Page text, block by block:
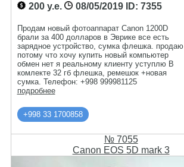
200 у.е. 08/05/2019ID: 7355
Продам новый фотоаппарат Canon 1200D
брали за 400 долларов в Эврике все есть
зарядное устройство, сумка флешка. продаю
потому что хочу купить новый компьютер
обмен нет я реальному клиенту уступлю В
комлекте 32 гб флешка, ремешок +новая
сумка. Телефон: +998 999981125
подробнее
+998 33 1700858
№ 7055
Canon EOS 5D mark 3